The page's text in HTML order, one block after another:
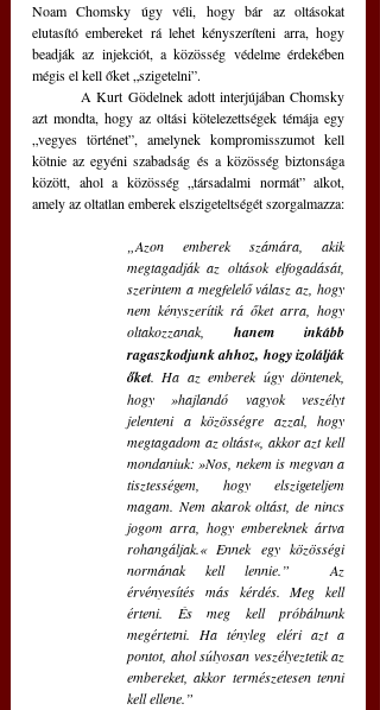
Noam Chomsky úgy véli, hogy bár az oltásokat
elutasító embereket rá lehet kényszeríteni arra, hogy
beadják az injekciót, a közösség védelme érdekében
mégis el kell őket „szigetelni”.
	A Kurt Gödelnek adott interjújában Chomsky
azt mondta, hogy az oltási kötelezettségek témája egy
„vegyes történet”, amelynek kompromisszumot kell
kötnie az egyéni szabadság és a közösség biztonsága
között, ahol a közösség „társadalmi normát” alkot,
amely az oltatlan emberek elszigeteltségét szorgalmazza:
„Azon emberek számára, akik
megtagadják az oltások elfogadását,
szerintem a megfelelő válasz az, hogy
nem kényszerítik rá őket arra, hogy
oltakozzanak, hanem inkább
ragaszkodjunk ahhoz, hogy izolálják
őket. Ha az emberek úgy döntenek,
hogy »hajlandó vagyok veszélyt
jelenteni a közösségre azzal, hogy
megtagadom az oltást«, akkor azt kell
mondaniuk: »Nos, nekem is megvan a
tisztességem, hogy elszigeteljem
magam. Nem akarok oltást, de nincs
jogom arra, hogy embereknek ártva
rohangáljak.« Ennek egy közösségi
normának kell lennie.”  Az
érvényesítés más kérdés. Meg kell
érteni. És meg kell próbálnunk
megértetni. Ha tényleg eléri azt a
pontot, ahol súlyosan veszélyeztetik az
embereket, akkor természetesen tenni
kell ellene.”